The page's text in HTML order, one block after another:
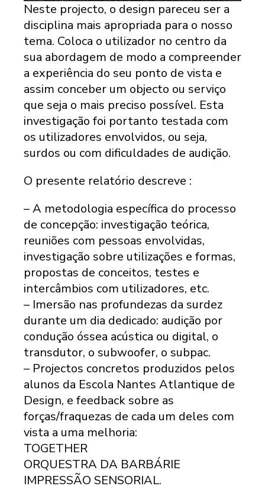
Neste projecto, o design pareceu ser a
disciplina mais apropriada para o nosso
tema. Coloca o utilizador no centro da
sua abordagem de modo a compreender
a experiência do seu ponto de vista e
assim conceber um objecto ou serviço
que seja o mais preciso possível. Esta
investigação foi portanto testada com
os utilizadores envolvidos, ou seja,
surdos ou com dificuldades de audição.
O presente relatório descreve :
– A metodologia específica do processo
de concepção: investigação teórica,
reuniões com pessoas envolvidas,
investigação sobre utilizações e formas,
propostas de conceitos, testes e
intercâmbios com utilizadores, etc.
– Imersão nas profundezas da surdez
durante um dia dedicado: audição por
condução óssea acústica ou digital, o
transdutor, o subwoofer, o subpac.
– Projectos concretos produzidos pelos
alunos da Escola Nantes Atlantique de
Design, e feedback sobre as
forças/fraquezas de cada um deles com
vista a uma melhoria:
TOGETHER
ORQUESTRA DA BARBÁRIE
IMPRESSÃO SENSORIAL.